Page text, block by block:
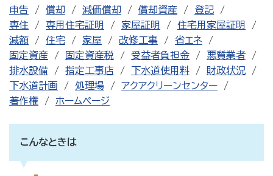
申告
償却 減価償却 償却資産
登記
専住
専用住宅証明 家屋証明
住宅用家屋証明
減額
住宅 家屋 改修工事
省エネ
固定資産
固定資産税 受益者負担金
悪質業者
排水設備
指定工事店 下水道使用料
財政状況
下水道計画
処理場
アクアクリーンセンター
著作権
ホームページ
こんなときは